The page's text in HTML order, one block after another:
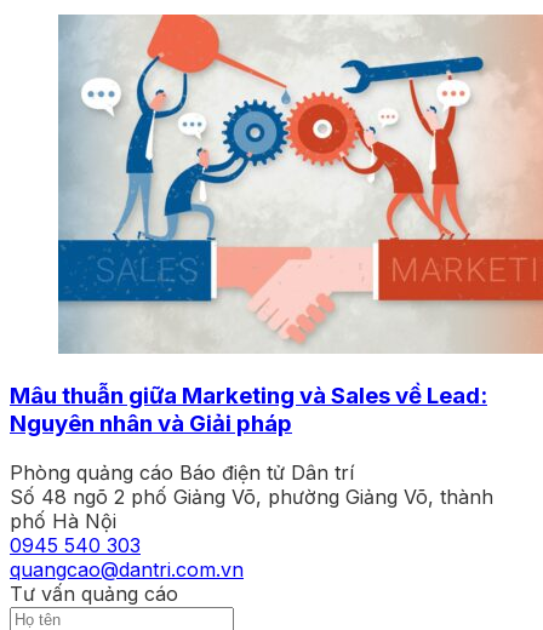
Mâu thuẫn giữa Marketing và Sales về Lead:
Nguyên nhân và Giải pháp
Phòng quảng cáo Báo điện tử Dân trí
Số 48 ngõ 2 phố Giảng Võ, phường Giảng Võ, thành
phố Hà Nội
0945 540 303
quangcao@dantri.com.vn
Tư vấn quảng cáo